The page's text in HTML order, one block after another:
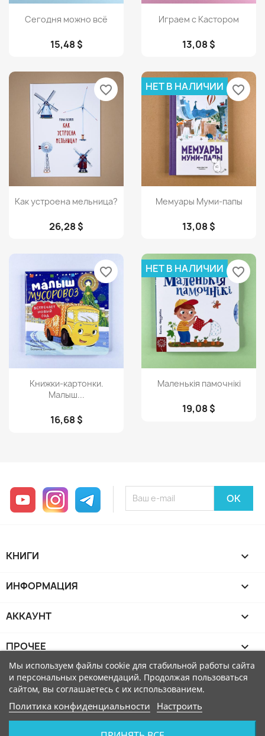
Просмотр
Сегодня можно всё
15,48 $
Просмотр
Играем с Кастором
13,08 $
Просмотр
Как устроена мельница?
26,28 $
favorite_border
Просмотр
Мемуары Муми-папы
13,08 $
НЕТ В НАЛИЧИИ favorite_border
Просмотр
Книжки-картонки.
Малыш...
16,68 $
favorite_border
Просмотр
Маленькія памочнікі
19,08 $
НЕТ В НАЛИЧИИ favorite_border
YouTube InstagramTelegram
КНИГИ 
ИНФОРМАЦИЯ 
АККАУНТ 
ПРОЧЕЕ 
Мы используем файлы cookie для стабильной работы сайта
и персональных рекомендаций. Продолжая пользоваться
сайтом, вы соглашаетесь с их использованием.
Политика конфиденциальности Настроить